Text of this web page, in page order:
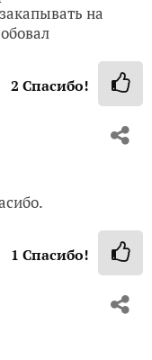
на
2 Спасибо!
1 Спасибо!